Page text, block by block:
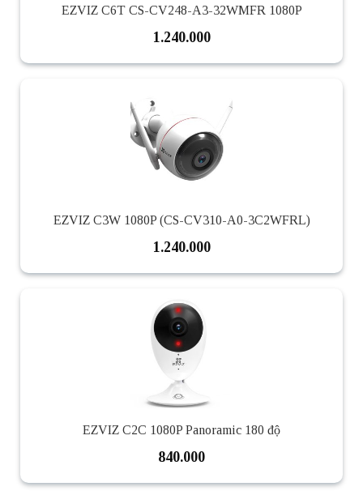
EZVIZ C6T CS-CV248-A3-32WMFR 1080P
1.240.000
EZVIZ C3W 1080P (CS-CV310-A0-3C2WFRL)
1.240.000
EZVIZ C2C 1080P Panoramic 180 độ
840.000